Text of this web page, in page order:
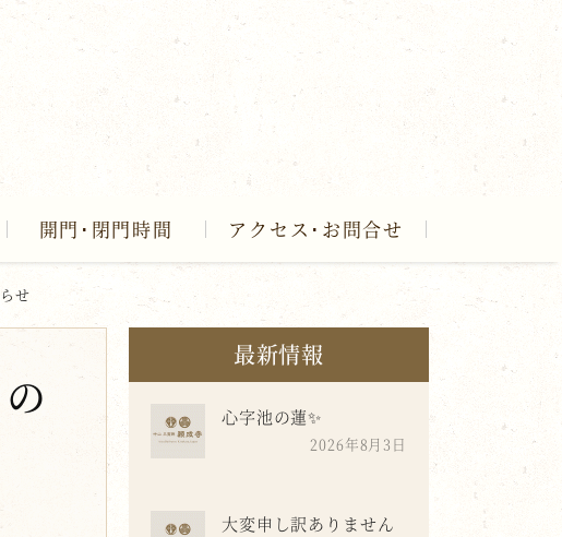
開門･閉門時間 アクセス･お問合せ
せ
最新情報
心字池の蓮✨
2026年8月3日
大変申し訳ありません